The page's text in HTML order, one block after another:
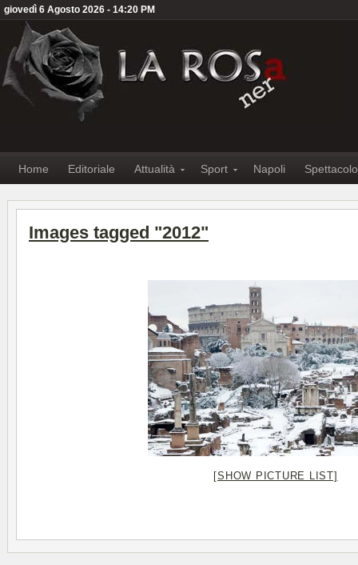
giovedì 6 Agosto 2026 - 14:20 PM
Home Editoriale Attualità Sport Napoli Spettacolo
Images tagged "2012"
[SHOW PICTURE LIST]